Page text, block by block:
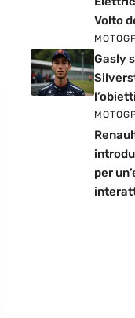
Volto
Gasly
per